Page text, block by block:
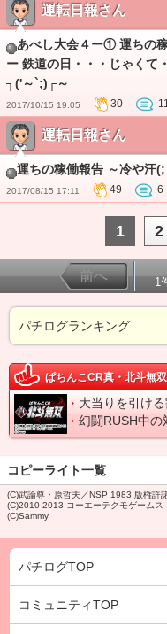
運転日報さん
あべし大会４ー① 運ちの
ー 鉄道の日・・・じゃくて
┐('～`;)┌～
2017/10/15 19:05 30
運転日報さん
運ちの稼働報告 ～冷や汗
2017/08/15 17:11 49 6
1 2
前へ
1
パチログランキング
ぱちんこCR真・北斗無双
大当りを引け
幻闘RUSH中の
コピーライト一覧
(C)武論尊・原哲夫／NSP 1983 版権許
(C)2010-2013 コーエーテクモゲームス
(C)Sammy
パチログTOP
コミュニティTOP